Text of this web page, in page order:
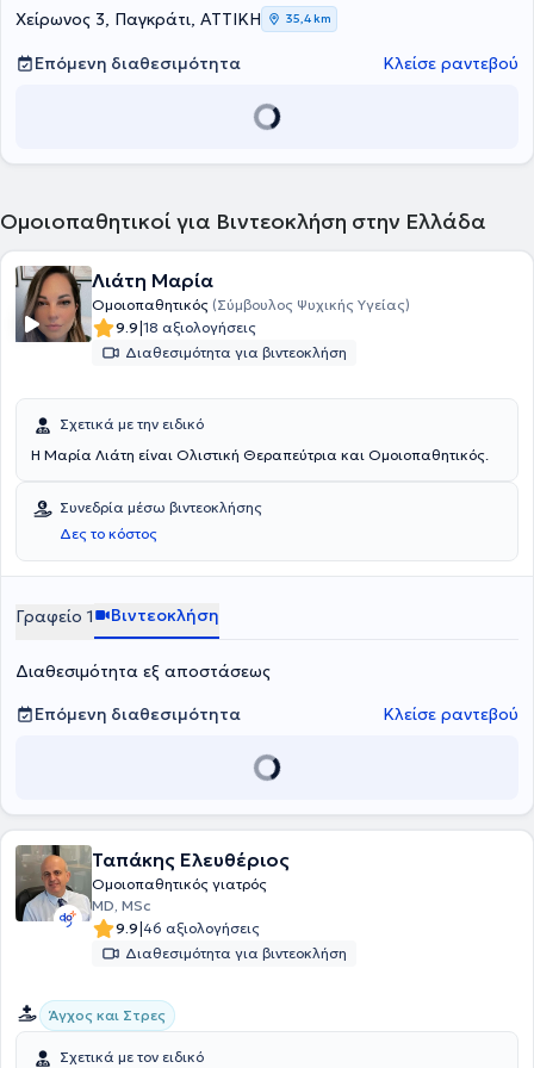
ψωρίαση.
Χείρωνος 3, Παγκράτι, ΑΤΤΙΚΗ 35,4 km
Επόμενη διαθεσιμότητα Κλείσε ραντεβού
Ομοιοπαθητικοί για Βιντεοκλήση στην Ελλάδα
Λιάτη Μαρία
Ομοιοπαθητικός (Σύμβουλος Ψυχικής Υγείας)
9.9|18 αξιολογήσεις
Διαθεσιμότητα για βιντεοκλήση
Σχετικά με την ειδικό
Η Μαρία Λιάτη είναι Ολιστική Θεραπεύτρια και Ομοιοπαθητικός.
Συνεδρία μέσω βιντεοκλήσης
Δες το κόστος
Γραφείο 1 Βιντεοκλήση
Διαθεσιμότητα εξ αποστάσεως
Επόμενη διαθεσιμότητα
Κλείσε ραντεβού
Ταπάκης Ελευθέριος
Ομοιοπαθητικός γιατρός
MD, MSc
9.9|46 αξιολογήσεις
Διαθεσιμότητα για βιντεοκλήση
Άγχος και Στρες
Σχετικά με τον ειδικό